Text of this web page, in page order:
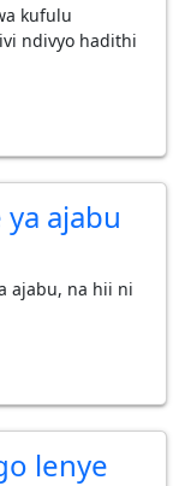
kufulu
ndivyo hadithi
ajabu
ajabu, na hii ni
lenye